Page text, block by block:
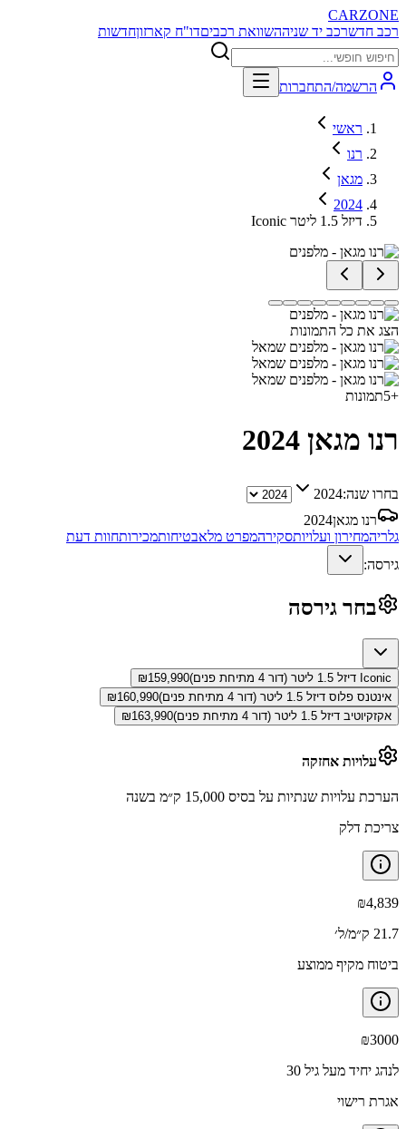
CARZONE
רכב חדשרכב יד שניההשוואת רכביםדו"ח קארזוןחדשות
הרשמה/התחברות
ראשי
רנו
מגאן
2024
Iconic דיזל 1.5 ליטר
הצג את כל התמונות
+
5תמונות
רנו מגאן 2024
בחרו שנה:2024
רנו מגאן2024
גלריהמחירון ועלויותסקירהמפרט מלאבטיחותמכירותחוות דעת
גירסה:
בחר גירסה
Iconic דיזל 1.5 ליטר (דור 4 מתיחת פנים) ₪159,990
אינטנס פלוס דיזל 1.5 ליטר (דור 4 מתיחת פנים)
₪160,990
אקזקיוטיב דיזל 1.5 ליטר (דור 4 מתיחת פנים)
₪163,990
עלויות אחזקה
הערכת עלויות שנתיות על בסיס 15,000 ק״מ בשנה
צריכת דלק
₪4,839
21.7 ק״מ/ל׳
ביטוח מקיף ממוצע
₪3000
לנהג יחיד מעל גיל 30
אגרת רישוי